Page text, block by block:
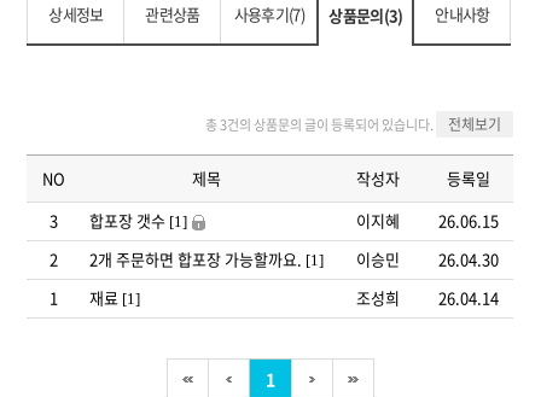
상세정보 관련상품 사용후기(7) 상품문의(3) 안내사항